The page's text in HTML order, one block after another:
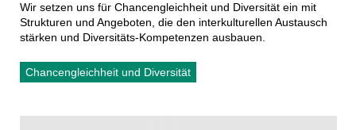
Wir setzen uns für Chancengleichheit und Diversität ein mit
Strukturen und Angeboten, die den interkulturellen Austausch
stärken und Diversitäts-Kompetenzen ausbauen.
Chancengleichheit und Diversität